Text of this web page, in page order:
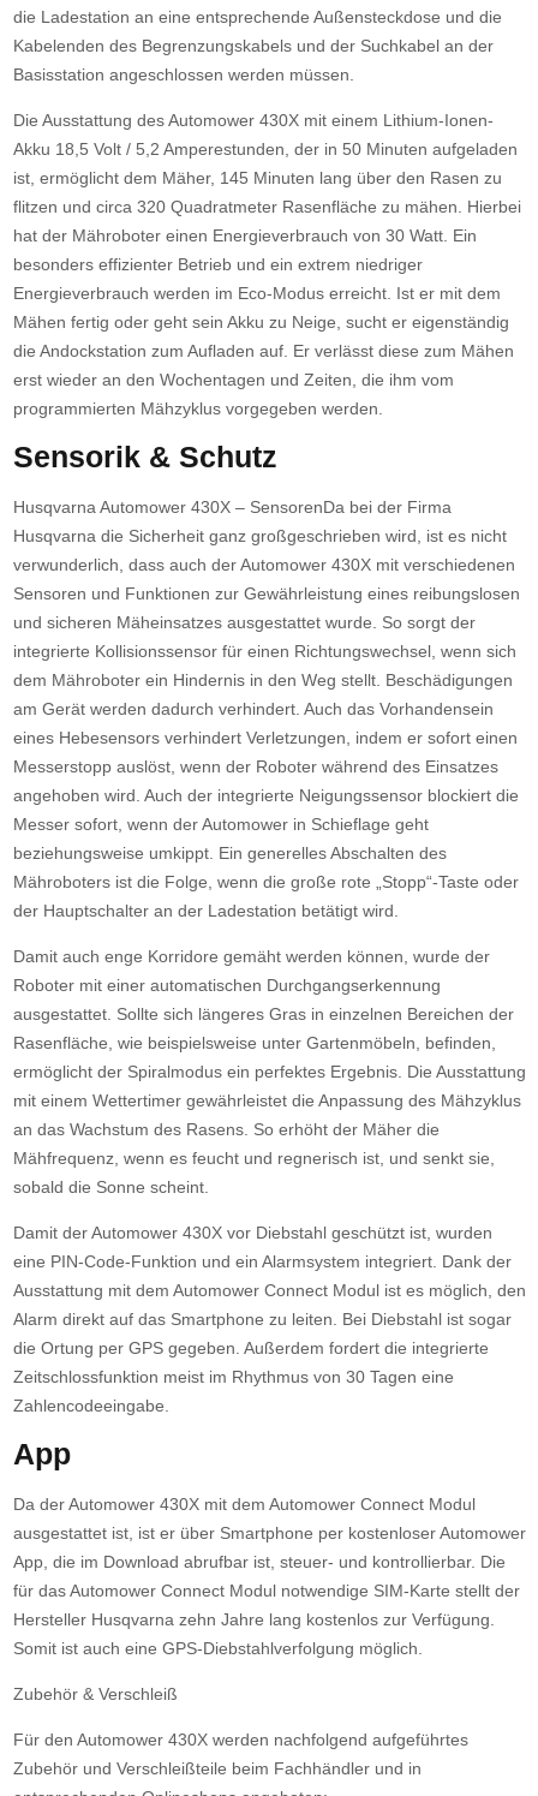
die Ladestation an eine entsprechende Außensteckdose und die
Kabelenden des Begrenzungskabels und der Suchkabel an der
Basisstation angeschlossen werden müssen.
Die Ausstattung des Automower 430X mit einem Lithium-Ionen-
Akku 18,5 Volt / 5,2 Amperestunden, der in 50 Minuten aufgeladen
ist, ermöglicht dem Mäher, 145 Minuten lang über den Rasen zu
flitzen und circa 320 Quadratmeter Rasenfläche zu mähen. Hierbei
hat der Mähroboter einen Energieverbrauch von 30 Watt. Ein
besonders effizienter Betrieb und ein extrem niedriger
Energieverbrauch werden im Eco-Modus erreicht. Ist er mit dem
Mähen fertig oder geht sein Akku zu Neige, sucht er eigenständig
die Andockstation zum Aufladen auf. Er verlässt diese zum Mähen
erst wieder an den Wochentagen und Zeiten, die ihm vom
programmierten Mähzyklus vorgegeben werden.
Sensorik & Schutz
Husqvarna Automower 430X – SensorenDa bei der Firma
Husqvarna die Sicherheit ganz großgeschrieben wird, ist es nicht
verwunderlich, dass auch der Automower 430X mit verschiedenen
Sensoren und Funktionen zur Gewährleistung eines reibungslosen
und sicheren Mäheinsatzes ausgestattet wurde. So sorgt der
integrierte Kollisionssensor für einen Richtungswechsel, wenn sich
dem Mähroboter ein Hindernis in den Weg stellt. Beschädigungen
am Gerät werden dadurch verhindert. Auch das Vorhandensein
eines Hebesensors verhindert Verletzungen, indem er sofort einen
Messerstopp auslöst, wenn der Roboter während des Einsatzes
angehoben wird. Auch der integrierte Neigungssensor blockiert die
Messer sofort, wenn der Automower in Schieflage geht
beziehungsweise umkippt. Ein generelles Abschalten des
Mähroboters ist die Folge, wenn die große rote „Stopp“-Taste oder
der Hauptschalter an der Ladestation betätigt wird.
Damit auch enge Korridore gemäht werden können, wurde der
Roboter mit einer automatischen Durchgangserkennung
ausgestattet. Sollte sich längeres Gras in einzelnen Bereichen der
Rasenfläche, wie beispielsweise unter Gartenmöbeln, befinden,
ermöglicht der Spiralmodus ein perfektes Ergebnis. Die Ausstattung
mit einem Wettertimer gewährleistet die Anpassung des Mähzyklus
an das Wachstum des Rasens. So erhöht der Mäher die
Mähfrequenz, wenn es feucht und regnerisch ist, und senkt sie,
sobald die Sonne scheint.
Damit der Automower 430X vor Diebstahl geschützt ist, wurden
eine PIN-Code-Funktion und ein Alarmsystem integriert. Dank der
Ausstattung mit dem Automower Connect Modul ist es möglich, den
Alarm direkt auf das Smartphone zu leiten. Bei Diebstahl ist sogar
die Ortung per GPS gegeben. Außerdem fordert die integrierte
Zeitschlossfunktion meist im Rhythmus von 30 Tagen eine
Zahlencodeeingabe.
App
Da der Automower 430X mit dem Automower Connect Modul
ausgestattet ist, ist er über Smartphone per kostenloser Automower
App, die im Download abrufbar ist, steuer- und kontrollierbar. Die
für das Automower Connect Modul notwendige SIM-Karte stellt der
Hersteller Husqvarna zehn Jahre lang kostenlos zur Verfügung.
Somit ist auch eine GPS-Diebstahlverfolgung möglich.
Zubehör & Verschleiß
Für den Automower 430X werden nachfolgend aufgeführtes
Zubehör und Verschleißteile beim Fachhändler und in